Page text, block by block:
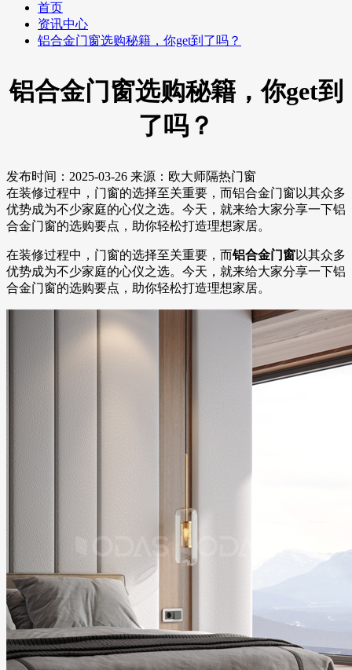
首页
资讯中心
铝合金门窗选购秘籍，你get到了吗？
铝合金门窗选购秘籍，你get到
了吗？
发布时间：2025-03-26 来源：欧大师隔热门窗
在装修过程中，门窗的选择至关重要，而铝合金门窗以其众多
优势成为不少家庭的心仪之选。今天，就来给大家分享一下铝
合金门窗的选购要点，助你轻松打造理想家居。
在装修过程中，门窗的选择至关重要，而铝合金门窗以其众多
优势成为不少家庭的心仪之选。今天，就来给大家分享一下铝
合金门窗的选购要点，助你轻松打造理想家居。